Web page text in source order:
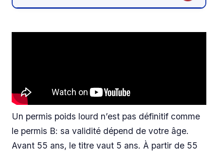
Un permis poids lourd n’est pas définitif comme
le permis B: sa validité dépend de votre âge.
Avant 55 ans, le titre vaut 5 ans. À partir de 55